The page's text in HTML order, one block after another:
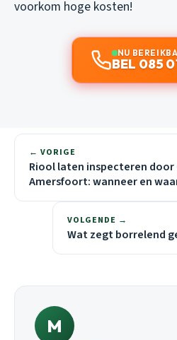
voorkom hoge kosten!
NU
BEL 085
← VORIGE
Riool laten inspecteren
Amersfoort: wanneer en
VOLGENDE →
Wat zegt borrelend
M